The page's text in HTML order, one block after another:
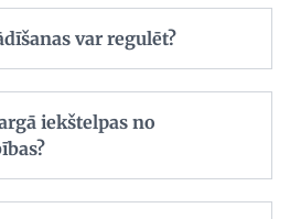
var regulēt?
iekštelpas no